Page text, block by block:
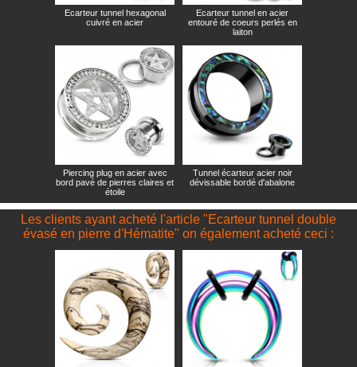
Ecarteur tunnel hexagonal
cuivré en acier
Ecarteur tunnel en acier
entouré de coeurs perlés en
laiton
Piercing plug en acier avec
bord pavé de pierres claires et
étoile
Tunnel écarteur acier noir
dévissable bordé d'abalone
Les clients ayant acheté l'article "Ecarteur tunnel double
évasé en pierre d'Hématite" on également acheté ceci :